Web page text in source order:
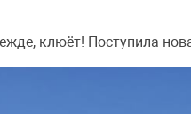
клюёт! Поступила